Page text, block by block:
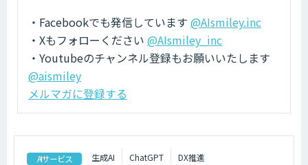
・Facebookでも発信しています @AIsmiley.inc
・Xもフォローください @AIsmiley_inc
・Youtubeのチャンネル登録もお願いいたします
@aismiley
メルマガに登録する
AIサービス 生成AI ChatGPT DX推進